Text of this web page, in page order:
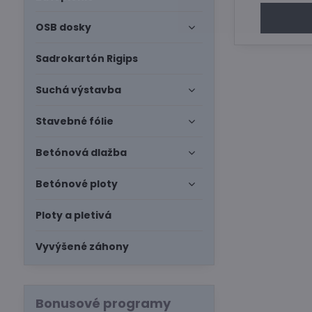
OSB dosky
Sadrokartón Rigips
Suchá výstavba
Stavebné fólie
Betónová dlažba
Betónové ploty
Ploty a pletivá
Vyvýšené záhony
Bonusové programy